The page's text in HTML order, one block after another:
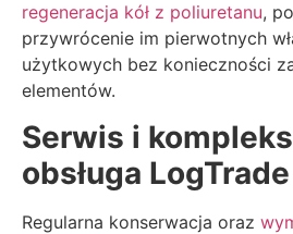
regeneracja kół z poliuretanu,
przywrócenie im pierwotnych
użytkowych bez konieczności
elementów.
Serwis i
obsługa LogTrade
Regularna konserwacja oraz